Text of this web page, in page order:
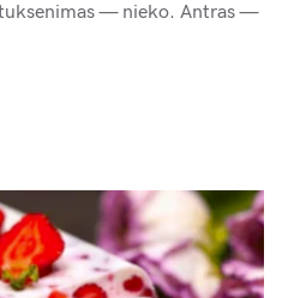
— nieko. Antras —